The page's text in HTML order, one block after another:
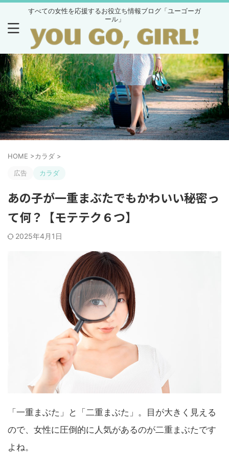
すべての女性を応援するお役立ち情報ブログ「ユーゴーガ
ール」
HOME >カラダ >
広告 カラダ
あの子が一重まぶたでもかわいい秘密っ
て何？【モテテク６つ】
2025年4月1日
「一重まぶた」と「二重まぶた」。目が大きく見える
ので、女性に圧倒的に人気があるのが二重まぶたです
よね。